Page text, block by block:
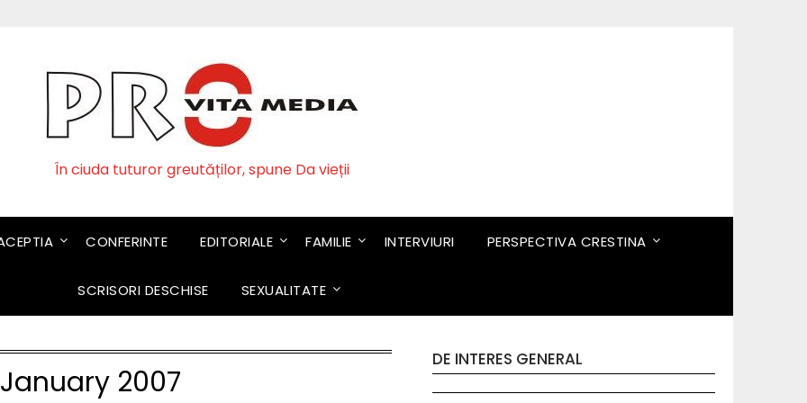
În ciuda tuturor greutăților, spune Da vieții
CONFERINTE EDITORIALE FAMILIE INTERVIURI PERSPECTIVA CRESTINA
SCRISORI DESCHISE SEXUALITATE
January 2007
DE INTERES GENERAL